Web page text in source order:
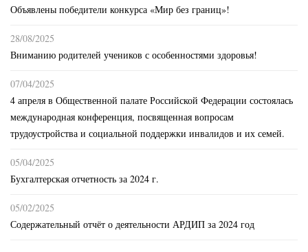
Объявлены победители конкурса «Мир без границ»!
28/08/2025
Вниманию родителей учеников с особенностями здоровья!
07/04/2025
4 апреля в Общественной палате Российской Федерации состоялась
международная конференция, посвященная вопросам
трудоустройства и социальной поддержки инвалидов и их семей.
05/04/2025
Бухгалтерская отчетность за 2024 г.
05/02/2025
Содержательный отчёт о деятельности АРДИП за 2024 год